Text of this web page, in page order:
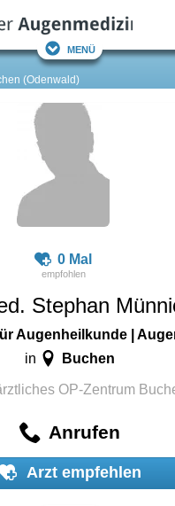
Menü
(Odenwald)
0 Mal
Stephan
Augenheilkunde |
in Buchen
OP-Zentrum
Anrufen
Arzt empfehlen